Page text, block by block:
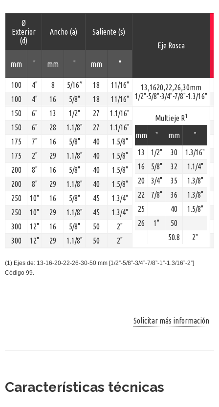
Ø
Exterior
(d)
Ancho (a)
Saliente (s)
Eje Rosca
mm " mm " mm "
100
4" 8 5/16” 18 11/16"
13,1620,22,26,30mm
1/2"-5/8"-3/4"-7/8"-1.3/16"
100
4" 16 5/8" 18 11/16"
150
6" 13 1/2" 27 1.1/16"
Multieje R1
mm " mm
"
13
1/2" 30
1.3/16"
16
5/8" 32
1.1/4"
20
3/4" 35
1.3/8"
22
7/8" 36
1.3/8"
25
40
1.5/8"
26
1"
50
50.8
2"
150
6" 28 1.1/8" 27 1.1/16"
175
7" 16 5/8" 40 1.5/8"
175
2" 29 1.1/8" 40 1.5/8"
200
8" 16 5/8" 40 1.5/8"
200
8" 29 1.1/8" 40 1.5/8"
250
10" 16 5/8" 45 1.3/4"
250
10" 29 1.1/8" 45 1.3/4"
300
12" 16 5/8" 50 2"
300
12" 29 1.1/8" 50 2"
(1) Ejes de: 13-16-20-22-26-30-50 mm [1/2”-5/8”-3/4”-7/8”-1”-1.3/16”-2”]
Código 99.
Solicitar más información
Características técnicas